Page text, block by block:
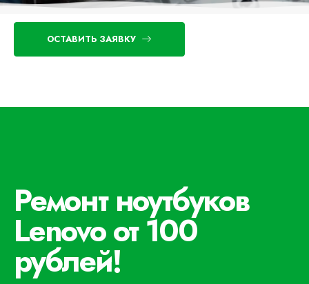
ОСТАВИТЬ ЗАЯВКУ
Ремонт ноутбуков
Lenovo от 100
рублей!